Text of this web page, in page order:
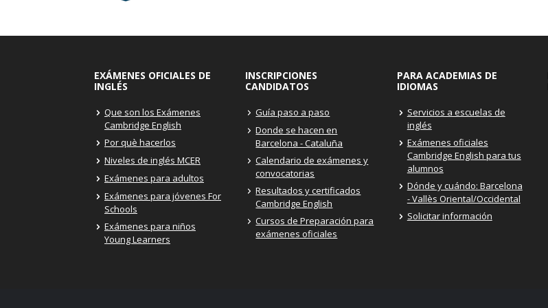
EXÁMENES OFICIALES DE
INGLÉS
Que son los Exámenes
Cambridge English
Por què hacerlos
Niveles de inglés MCER
Exámenes para adultos
Exámenes para jóvenes For
Schools
Exámenes para niños
Young Learners
INSCRIPCIONES
CANDIDATOS
Guía paso a paso
Donde se hacen en
Barcelona - Cataluña
Calendario de exámenes y
convocatorias
Resultados y certificados
Cambridge English
Cursos de Preparación para
exámenes oficiales
PARA ACADEMIAS DE
IDIOMAS
Servicios a escuelas de
inglés
Exámenes oficiales
Cambridge English para tus
alumnos
Dónde y cuándo: Barcelona
- Vallès Oriental/Occidental
Solicitar información